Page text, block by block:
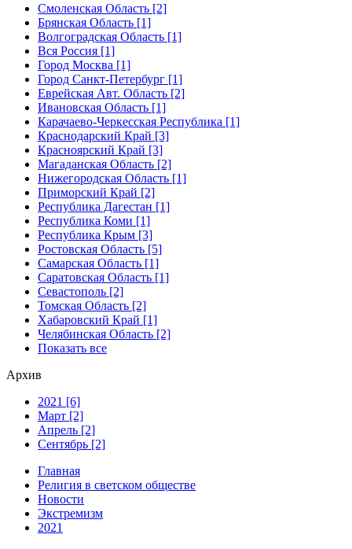
Смоленская Область [2]
Брянская Область [1]
Волгоградская Область [1]
Вся Россия [1]
Город Москва [1]
Город Санкт-Петербург [1]
Еврейская Авт. Область [2]
Ивановская Область [1]
Карачаево-Черкесская Республика [1]
Краснодарский Край [3]
Красноярский Край [3]
Магаданская Область [2]
Нижегородская Область [1]
Приморский Край [2]
Республика Дагестан [1]
Республика Коми [1]
Республика Крым [3]
Ростовская Область [5]
Самарская Область [1]
Саратовская Область [1]
Севастополь [2]
Томская Область [2]
Хабаровский Край [1]
Челябинская Область [2]
Показать все
Архив
2021 [6]
Март [2]
Апрель [2]
Сентябрь [2]
Главная
Религия в светском обществе
Новости
Экстремизм
2021